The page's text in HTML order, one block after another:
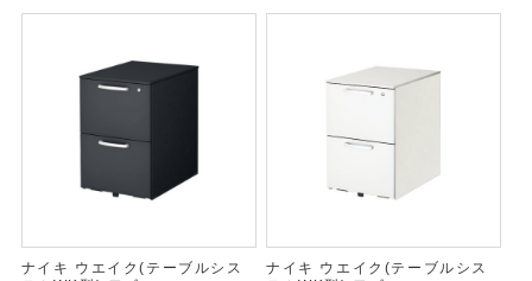
ナイキ ウエイク(テーブルシス
ナイキ ウエイク(テーブルシス